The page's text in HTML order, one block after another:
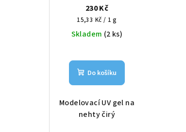
230 Kč
Měrná
cena:
15,33 Kč / 1 g
Skladem (2 ks)
Do košíku
Modelovací UV gel na
nehty čirý